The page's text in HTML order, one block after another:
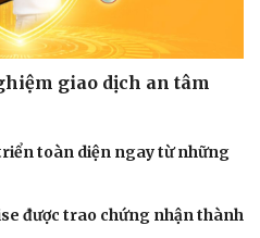
giao dịch an tâm
toàn diện ngay từ những
được trao chứng nhận thành